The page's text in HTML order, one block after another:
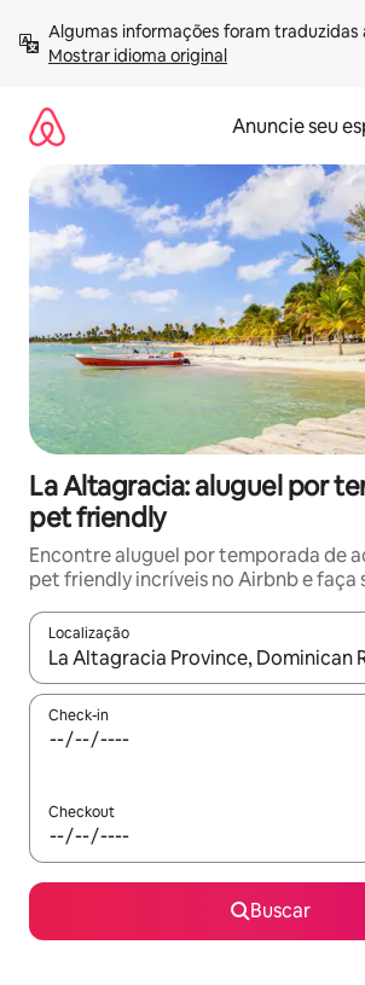
para
Mostrar idioma original
Anuncie seu
La Altagracia: aluguel por
pet friendly
Encontre aluguel por temporada de
pet friendly incríveis no Airbnb e faça
Localização
Quando os resultados estiverem
Check-in
Checkout
Buscar